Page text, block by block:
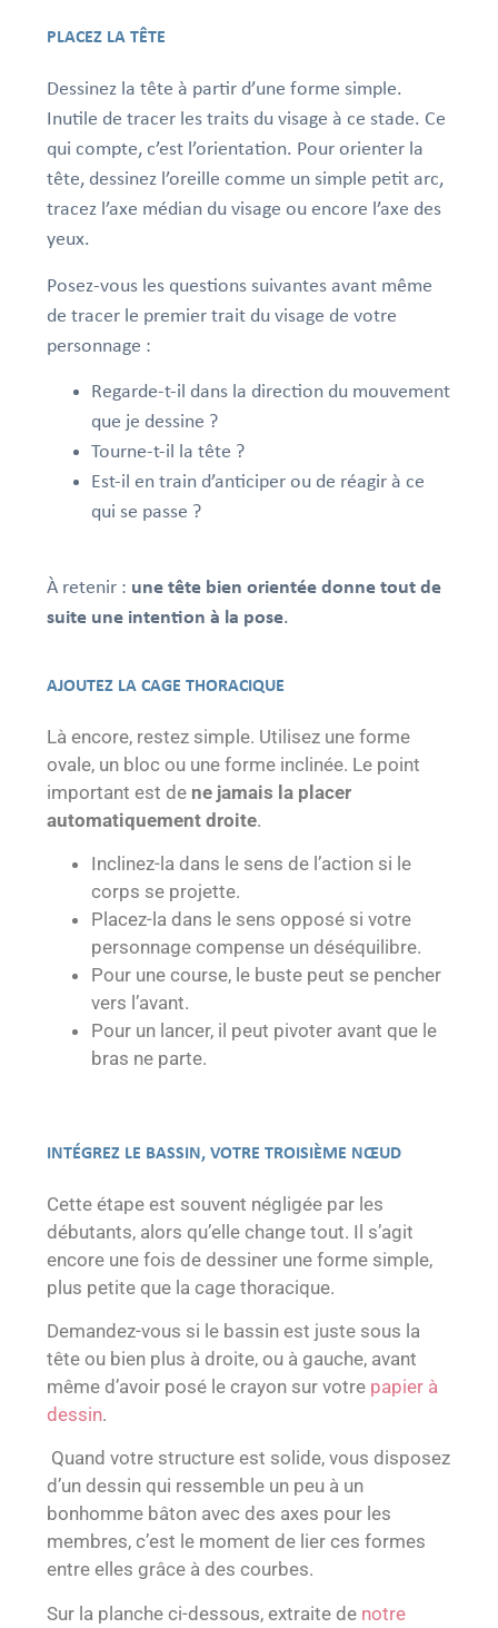
PLACEZ LA TÊTE
Dessinez la tête à partir d’une forme simple.
Inutile de tracer les traits du visage à ce stade. Ce
qui compte, c’est l’orientation. Pour orienter la
tête, dessinez l’oreille comme un simple petit arc,
tracez l’axe médian du visage ou encore l’axe des
yeux.
Posez-vous les questions suivantes avant même
de tracer le premier trait du visage de votre
personnage :
Regarde-t-il dans la direction du mouvement
que je dessine ?
Tourne-t-il la tête ?
Est-il en train d’anticiper ou de réagir à ce
qui se passe ?
À retenir : une tête bien orientée donne tout de
suite une intention à la pose.
AJOUTEZ LA CAGE THORACIQUE
Là encore, restez simple. Utilisez une forme
ovale, un bloc ou une forme inclinée. Le point
important est de ne jamais la placer
automatiquement droite.
Inclinez-la dans le sens de l’action si le
corps se projette.
Placez-la dans le sens opposé si votre
personnage compense un déséquilibre.
Pour une course, le buste peut se pencher
vers l’avant.
Pour un lancer, il peut pivoter avant que le
bras ne parte.
INTÉGREZ LE BASSIN, VOTRE TROISIÈME NŒUD
Cette étape est souvent négligée par les
débutants, alors qu’elle change tout. Il s’agit
encore une fois de dessiner une forme simple,
plus petite que la cage thoracique.
Demandez-vous si le bassin est juste sous la
tête ou bien plus à droite, ou à gauche, avant
même d’avoir posé le crayon sur votre papier à
dessin.
Quand votre structure est solide, vous disposez
d’un dessin qui ressemble un peu à un
bonhomme bâton avec des axes pour les
membres, c’est le moment de lier ces formes
entre elles grâce à des courbes.
Sur la planche ci-dessous, extraite de notre